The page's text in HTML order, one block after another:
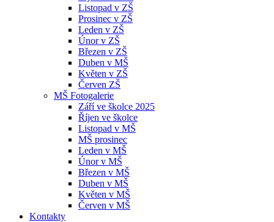
Listopad v ZŠ
Prosinec v ZŠ
Leden v ZŠ
Únor v ZŠ
Březen v ZŠ
Duben v MŠ
Květen v ZŠ
Červen ZŠ
MŠ Fotogalerie
Září ve školce 2025
Říjen ve školce
Listopad v MŠ
MŠ prosinec
Leden v MŠ
Únor v MŠ
Březen v MŠ
Duben v MŠ
Květen v MŠ
Červen v MŠ
Kontakty